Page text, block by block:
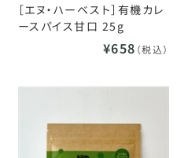
［エヌ・ハーベスト］有機カレ
ースパイス甘口 25g
¥658 （税込）